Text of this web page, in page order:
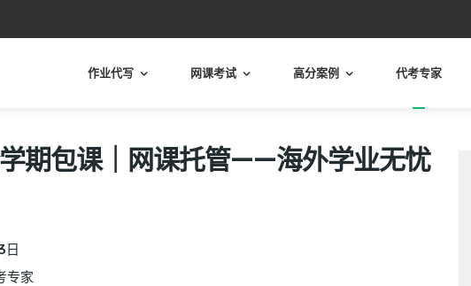
作业代写 网课考试 高分案例 代考专家
期包课｜网课托管——海外学业无忧
日
专家